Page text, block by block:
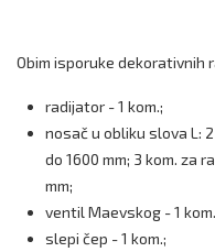
Obim isporuke dekorativnih
radijator - 1 kom.;
nosač u obliku slova L:
do 1600 mm; 3 kom. za
mm;
ventil Maevskog - 1
slepi čep - 1 kom.;